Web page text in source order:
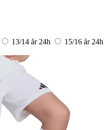
13/14 år 24h 15/16 år 24h